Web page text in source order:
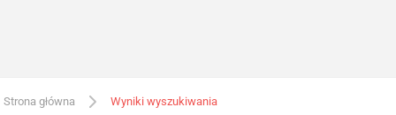
Strona główna Wyniki wyszukiwania